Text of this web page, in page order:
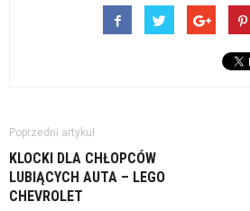
Poprzedni artykuł
KLOCKI DLA CHŁOPCÓW
LUBIĄCYCH AUTA – LEGO
CHEVROLET